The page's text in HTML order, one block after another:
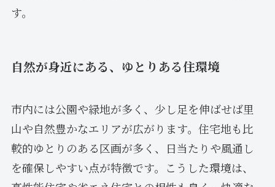
す。
自然が身近にある、ゆとりある住環境
市内には公園や緑地が多く、少し足を伸ばせば里
山や自然豊かなエリアが広がります。住宅地も比
較的ゆとりのある区画が多く、日当たりや風通し
を確保しやすい点が特徴です。こうした環境は、